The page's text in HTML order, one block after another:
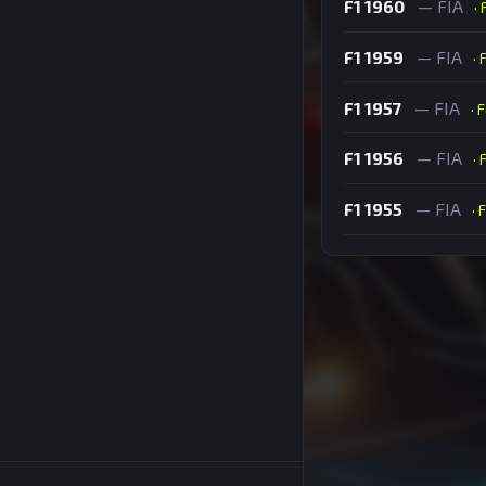
F1 1960 — FIA ·
F1 1959 — FIA ·
F1 1957 — FIA ·
F1 1956 — FIA ·
F1 1955 — FIA ·